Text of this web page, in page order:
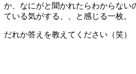
か、なにがと聞かれたらわからない
ている気がする、、と感じる一枚。
だれか答えを教えてください（笑